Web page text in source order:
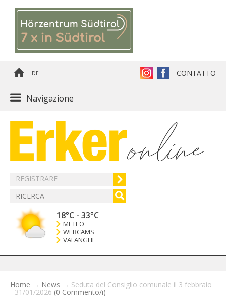
DE CONTATTO
Navigazione
REGISTRARE
18°C - 33°C
METEO
WEBCAMS
VALANGHE
Home → News → Seduta del Consiglio comunale il 3 febbraio
- 31/01/2026 (0 Commento/i)